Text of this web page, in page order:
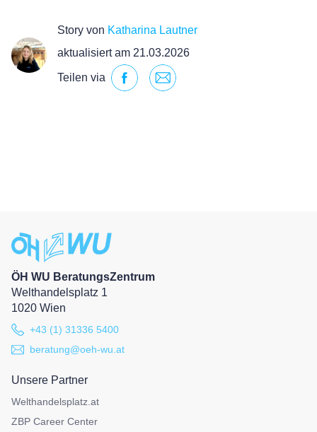
Story von Katharina Lautner
aktualisiert am 21.03.2026
Teilen via
ÖH WU BeratungsZentrum
Welthandelsplatz 1
1020 Wien
+43 (1) 31336 5400
beratung@oeh-wu.at
Unsere Partner
Welthandelsplatz.at
ZBP Career Center